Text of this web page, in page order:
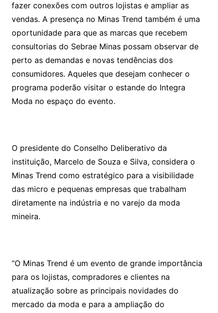
fazer conexões com outros lojistas e ampliar as
vendas. A presença no Minas Trend também é uma
oportunidade para que as marcas que recebem
consultorias do Sebrae Minas possam observar de
perto as demandas e novas tendências dos
consumidores. Aqueles que desejam conhecer o
programa poderão visitar o estande do Integra
Moda no espaço do evento.
O presidente do Conselho Deliberativo da
instituição, Marcelo de Souza e Silva, considera o
Minas Trend como estratégico para a visibilidade
das micro e pequenas empresas que trabalham
diretamente na indústria e no varejo da moda
mineira.
“O Minas Trend é um evento de grande importância
para os lojistas, compradores e clientes na
atualização sobre as principais novidades do
mercado da moda e para a ampliação do